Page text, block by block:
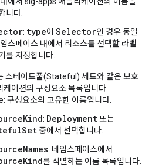
니다.
: type이 Selector인 경우 동일
스페이스 내에서 리소스를 선택할 라벨
를 지정합니다.
스테이트풀(Stateful) 세트와 같은 보호
케이션의 구성요소 목록입니다.
: 구성요소의 고유한 이름입니다.
: Deployment 또는
중에서 선택합니다.
: 네임스페이스에서
를 식별하는 이름 목록입니다.